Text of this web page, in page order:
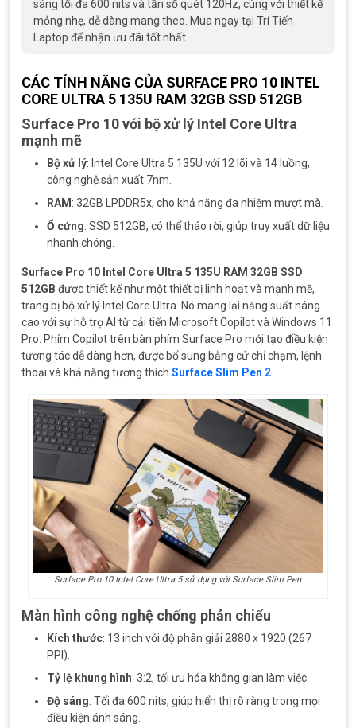
sáng tối đa 600 nits và tần số quét 120Hz, cùng với thiết kế
mỏng nhẹ, dễ dàng mang theo. Mua ngay tại Trí Tiến
Laptop để nhận ưu đãi tốt nhất.
CÁC TÍNH NĂNG CỦA SURFACE PRO 10 INTEL
CORE ULTRA 5 135U RAM 32GB SSD 512GB
Surface Pro 10 với bộ xử lý Intel Core Ultra
mạnh mẽ
Bộ xử lý: Intel Core Ultra 5 135U với 12 lõi và 14 luồng,
công nghệ sản xuất 7nm.
RAM : 32GB LPDDR5x, cho khả năng đa nhiệm mượt mà.
Ổ cứng: SSD 512GB, có thể tháo rời, giúp truy xuất dữ liệu
nhanh chóng.
Surface Pro 10 Intel Core Ultra 5 135U RAM 32GB SSD
512GB được thiết kế như một thiết bị linh hoạt và mạnh mẽ,
trang bị bộ xử lý Intel Core Ultra. Nó mang lại năng suất nâng
cao với sự hỗ trợ AI từ cải tiến Microsoft Copilot và Windows 11
Pro. Phím Copilot trên bàn phím Surface Pro mới tạo điều kiện
tương tác dễ dàng hơn, được bổ sung bằng cử chỉ chạm, lệnh
thoại và khả năng tương thích Surface Slim Pen 2
Surface Pro 10 Intel Core Ultra 5 sử dụng với Surface Slim Pen
Màn hình công nghệ chống phản chiếu
Kích thước: 13 inch với độ phân giải 2880 x 1920 (267
PPI).
Tỷ lệ khung hình: 3:2, tối ưu hóa không gian làm việc.
Độ sáng: Tối đa 600 nits, giúp hiển thị rõ ràng trong mọi
điều kiện ánh sáng.